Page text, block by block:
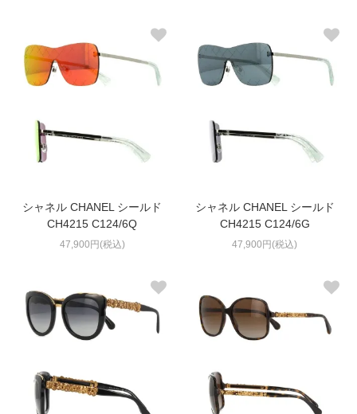
シャネル CHANEL シールド
CH4215 C124/6Q
47,900円(税込)
シャネル CHANEL シールド
CH4215 C124/6G
47,900円(税込)